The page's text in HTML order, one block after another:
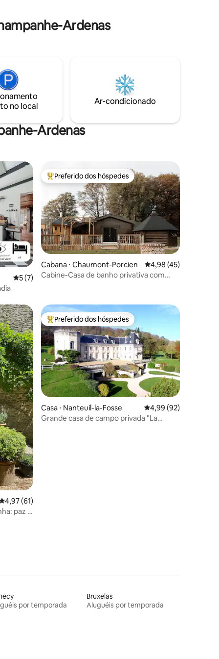
Ardenas
no local
Ar-condicionado
Ardenas
5 de uma avaliação média de 5, 7 avaliações
5 (7)
Entre os melhores preferidos dos hóspedes
Preferido dos hóspedes
Cabana ⋅ Chaumont-Porcien 4,98 de uma
4,98 (45)
Cabine-Casa de banho privativa com
de uma avaliação média de 5, 61 avaliações
4,97 (61)
paz e
Entre os melhores preferidos dos hóspedes
Preferido dos hóspedes
Casa ⋅ Nanteuil-la-Fosse 4,99 de uma
4,99 (92)
Grande casa de campo privada "La
por temporada
Bruxelas
Aluguéis por temporada